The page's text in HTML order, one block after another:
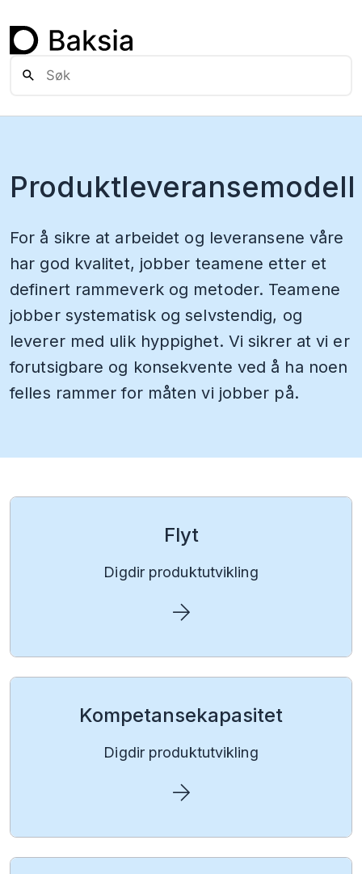
Produktleveransemodell
For å sikre at arbeidet og leveransene våre
har god kvalitet, jobber teamene etter et
definert rammeverk og metoder. Teamene
jobber systematisk og selvstendig, og
leverer med ulik hyppighet. Vi sikrer at vi er
forutsigbare og konsekvente ved å ha noen
felles rammer for måten vi jobber på.
Flyt
Digdir produktutvikling
Kompetansekapasitet
Digdir produktutvikling